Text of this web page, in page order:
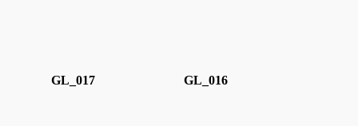
GL_017 GL_016